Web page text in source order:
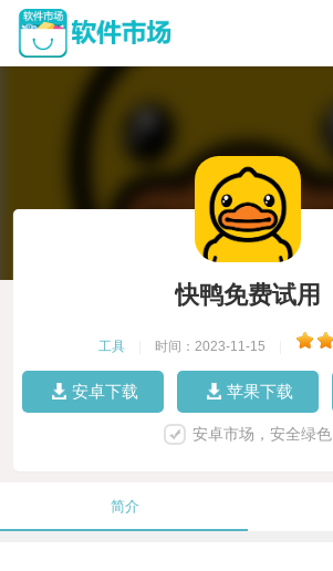
快鸭免费试用
工具 时间：2023-11-15
安卓下载 苹果下载
安卓市场，安全绿色
简介